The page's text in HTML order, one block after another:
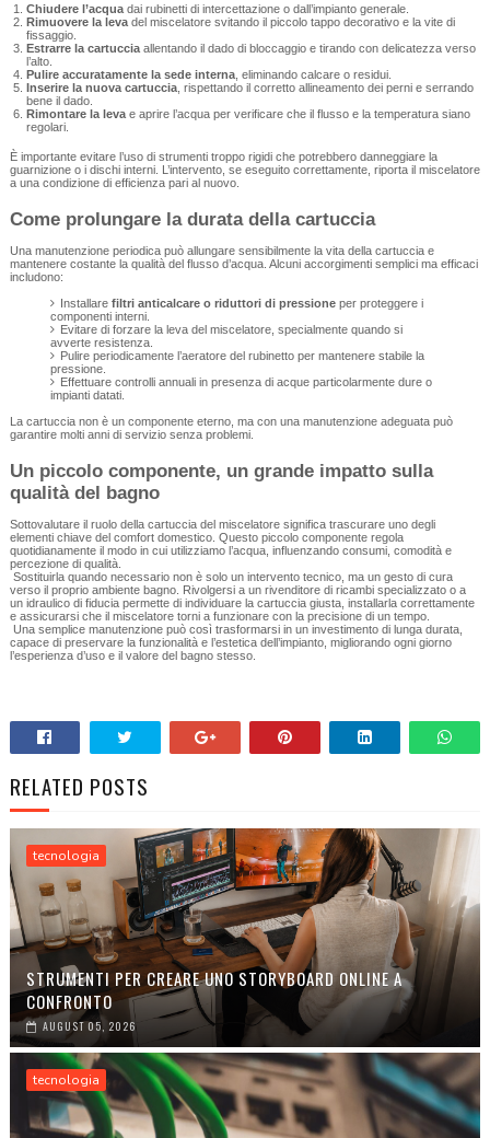
Chiudere l’acquadai rubinetti di intercettazione o dall’impianto generale.
Rimuovere la levadel miscelatore svitando il piccolo tappo decorativo e la vite di
fissaggio.
Estrarre la cartucciaallentando il dado di bloccaggio e tirando con delicatezza verso
l’alto.
Pulire accuratamente la sede interna, eliminando calcare o residui.
Inserire la nuova cartuccia, rispettando il corretto allineamento dei perni e serrando
bene il dado.
Rimontare la levae aprire l’acqua per verificare che il flusso e la temperatura siano
regolari.
È importante evitare l’uso di strumenti troppo rigidi che potrebbero danneggiare la
guarnizione o i dischi interni. L’intervento, se eseguito correttamente, riporta il miscelatore
a una condizione di efficienza pari al nuovo.
Come prolungare la durata della cartuccia
Una manutenzione periodica può allungare sensibilmente la vita della cartuccia e
mantenere costante la qualità del flusso d’acqua. Alcuni accorgimenti semplici ma efficaci
includono:
Installarefiltri anticalcare o riduttori di pressione per proteggere i
componenti interni.
Evitare di forzare la leva del miscelatore, specialmente quando si
avverte resistenza.
Pulire periodicamente l’aeratore del rubinetto per mantenere stabile la
pressione.
Effettuare controlli annuali in presenza di acque particolarmente dure o
impianti datati.
La cartuccia non è un componente eterno, ma con una manutenzione adeguata può
garantire molti anni di servizio senza problemi.
Un piccolo componente, un grande impatto sulla
qualità del bagno
Sottovalutare il ruolo della cartuccia del miscelatore significa trascurare uno degli
elementi chiave del comfort domestico. Questo piccolo componente regola
quotidianamente il modo in cui utilizziamo l’acqua, influenzando consumi, comodità e
percezione di qualità.
Sostituirla quando necessario non è solo un intervento tecnico, ma un gesto di cura
verso il proprio ambiente bagno. Rivolgersi a un rivenditore di ricambi specializzato o a
un idraulico di fiducia permette di individuare la cartuccia giusta, installarla correttamente
e assicurarsi che il miscelatore torni a funzionare con la precisione di un tempo.
Una semplice manutenzione può così trasformarsi in un investimento di lunga durata,
capace di preservare la funzionalità e l’estetica dell’impianto, migliorando ogni giorno
l’esperienza d’uso e il valore del bagno stesso.
RELATED POSTS
tecnologia
STRUMENTI PER CREARE UNO STORYBOARD ONLINE A
CONFRONTO
AUGUST 05, 2026
tecnologia